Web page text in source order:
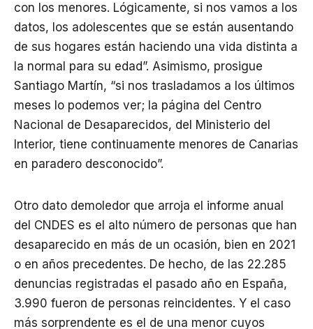
con los menores. Lógicamente, si nos vamos a los
datos, los adolescentes que se están ausentando
de sus hogares están haciendo una vida distinta a
la normal para su edad”. Asimismo, prosigue
Santiago Martín, “si nos trasladamos a los últimos
meses lo podemos ver; la página del Centro
Nacional de Desaparecidos, del Ministerio del
Interior, tiene continuamente menores de Canarias
en paradero desconocido”.
Otro dato demoledor que arroja el informe anual
del CNDES es el alto número de personas que han
desaparecido en más de un ocasión, bien en 2021
o en años precedentes. De hecho, de las 22.285
denuncias registradas el pasado año en España,
3.990 fueron de personas reincidentes. Y el caso
más sorprendente es el de una menor cuyos